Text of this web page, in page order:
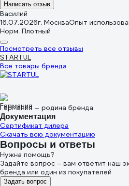
Написать отзыв
Василий
16.07.2026г. МоскваОпыт
Норм. Плотный
Посмотреть все отзывы
STARTUL
Все товары бренда
Германия — родина бренда
Документация
Сертификат дилера
Скачать всю документацию
Вопросы и ответы
Нужна помощь?
Задайте вопрос – вам ответит наш
бренда или один из покупателей
Задать вопрос